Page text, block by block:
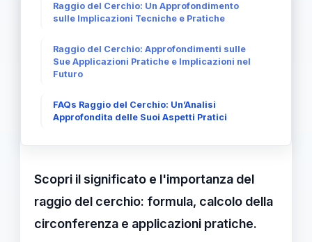
Raggio del Cerchio: Un Approfondimento
sulle Implicazioni Tecniche e Pratiche
Raggio del Cerchio: Approfondimenti sulle
Sue Applicazioni Pratiche e Implicazioni nel
Futuro
FAQs Raggio del Cerchio: Un’Analisi
Approfondita delle Suoi Aspetti Pratici
Scopri il significato e l'importanza del
raggio del cerchio: formula, calcolo della
circonferenza e applicazioni pratiche.